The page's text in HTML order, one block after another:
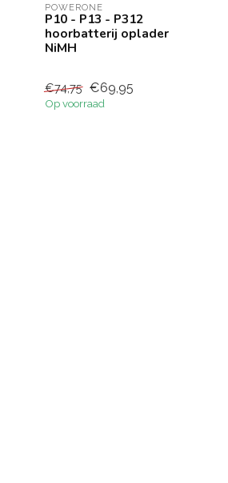
POWERONE
P10 - P13 - P312
hoorbatterij oplader
NiMH
€74,75 €69,95
Op voorraad